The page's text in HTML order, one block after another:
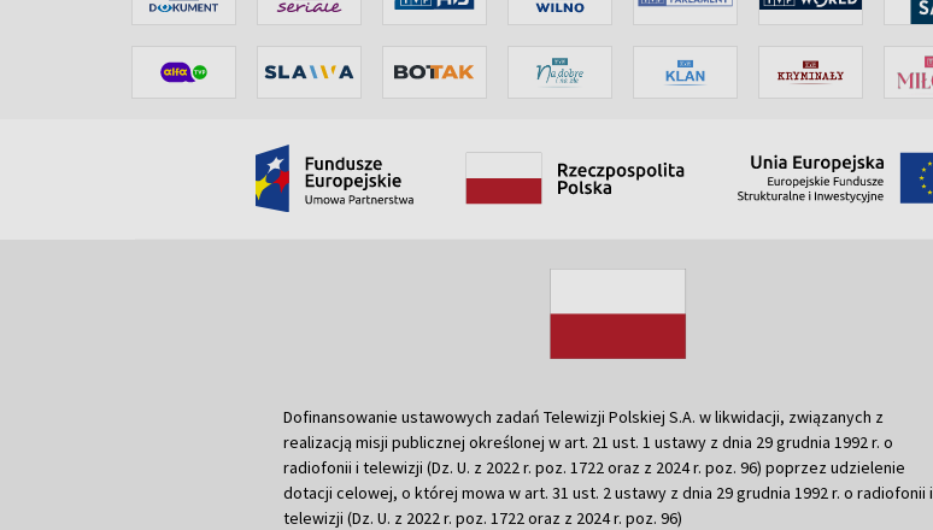
Dofinansowanie ustawowych zadań Telewizji Polskiej S.A. w likwidacji, związanych z
realizacją misji publicznej określonej w art. 21 ust. 1 ustawy z dnia 29 grudnia 1992 r. o
radiofonii i telewizji (Dz. U. z 2022 r. poz. 1722 oraz z 2024 r. poz. 96) poprzez udzielenie
dotacji celowej, o której mowa w art. 31 ust. 2 ustawy z dnia 29 grudnia 1992 r. o radiofonii i
telewizji (Dz. U. z 2022 r. poz. 1722 oraz z 2024 r. poz. 96)